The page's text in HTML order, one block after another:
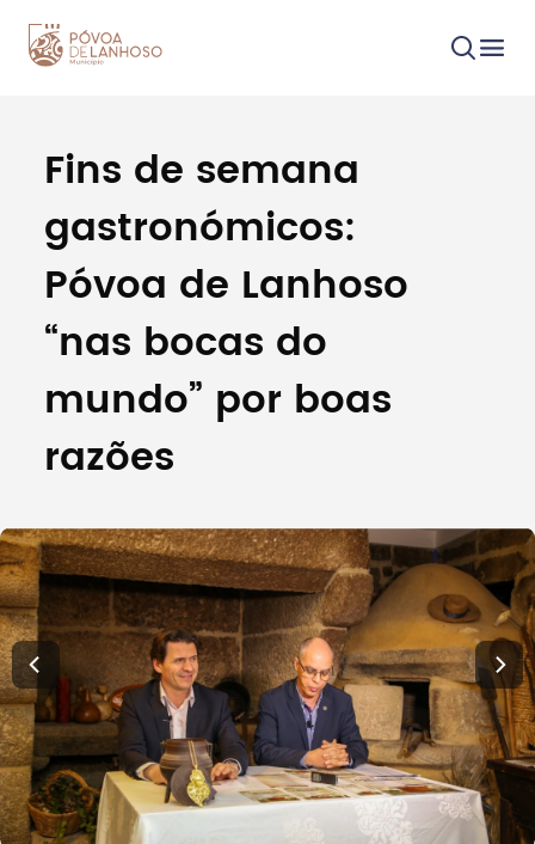
Procurar
Tipo de conteúdo
Filtros
Fins de semana
gastronómicos:
Póvoa de Lanhoso
“nas bocas do
mundo” por boas
razões